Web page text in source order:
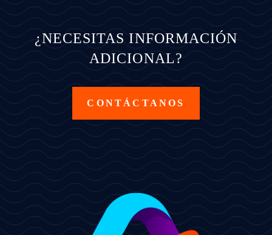
¿NECESITAS INFORMACIÓN
ADICIONAL?
CONTÁCTANOS